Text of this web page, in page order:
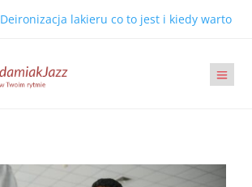
Deironizacja lakieru co to jest i kiedy warto ją